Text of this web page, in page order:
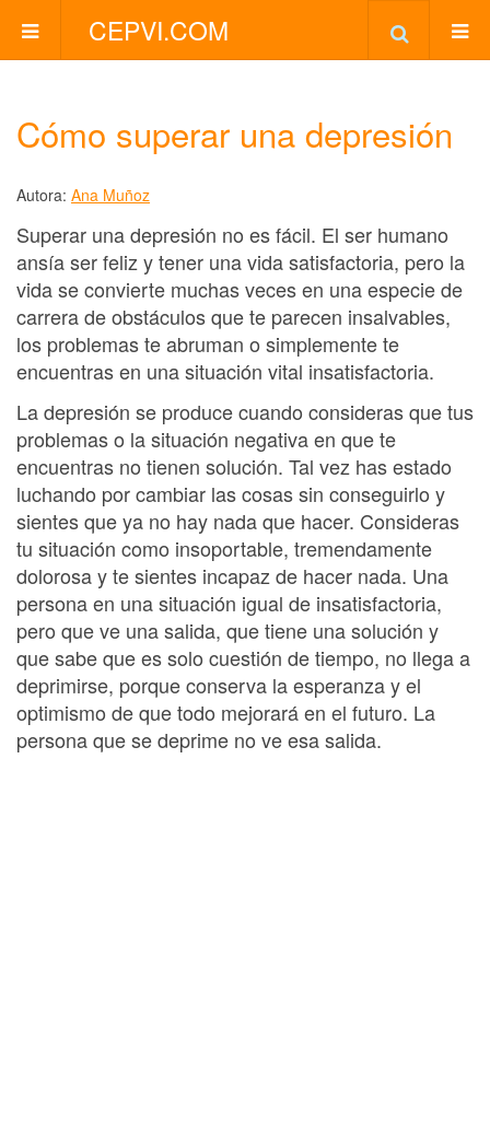
CEPVI.COM
Cómo superar una depresión
Autora: Ana Muñoz
Superar una depresión no es fácil. El ser humano
ansía ser feliz y tener una vida satisfactoria, pero la
vida se convierte muchas veces en una especie de
carrera de obstáculos que te parecen insalvables,
los problemas te abruman o simplemente te
encuentras en una situación vital insatisfactoria.
La depresión se produce cuando consideras que tus
problemas o la situación negativa en que te
encuentras no tienen solución. Tal vez has estado
luchando por cambiar las cosas sin conseguirlo y
sientes que ya no hay nada que hacer. Consideras
tu situación como insoportable, tremendamente
dolorosa y te sientes incapaz de hacer nada. Una
persona en una situación igual de insatisfactoria,
pero que ve una salida, que tiene una solución y
que sabe que es solo cuestión de tiempo, no llega a
deprimirse, porque conserva la esperanza y el
optimismo de que todo mejorará en el futuro. La
persona que se deprime no ve esa salida.